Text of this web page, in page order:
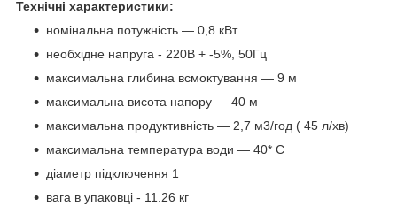
Технічні характеристики:
номінальна потужність ― 0,8 кВт
необхідне напруга - 220В + -5%, 50Гц
максимальна глибина всмоктування ― 9 м
максимальна висота напору ― 40 м
максимальна продуктивність ― 2,7 м3/год ( 45 л/хв)
максимальна температура води ― 40* С
діаметр підключення 1
вага в упаковці - 11.26 кг